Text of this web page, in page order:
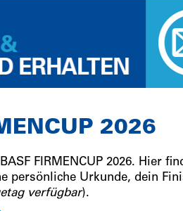
2026
FIRMENCUP 2026. Hier
persönliche Urkunde, dein
verfügbar).